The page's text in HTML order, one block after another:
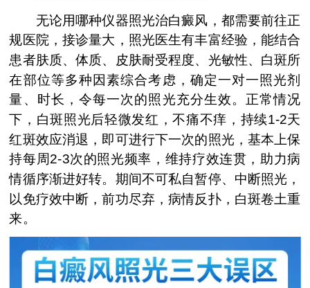
无论用哪种仪器照光治白癜风，都需要前往正
规医院，接诊量大，照光医生有丰富经验，能结合
患者肤质、体质、皮肤耐受程度、光敏性、白斑所
在部位等多种因素综合考虑，确定一对一照光剂
量、时长，令每一次的照光充分生效。正常情况
下，白斑照光后轻微发红，不痛不痒，持续1-2天
红斑效应消退，即可进行下一次的照光，基本上保
持每周2-3次的照光频率，维持疗效连贯，助力病
情循序渐进好转。期间不可私自暂停、中断照光，
以免疗效中断，前功尽弃，病情反扑，白斑卷土重
来。